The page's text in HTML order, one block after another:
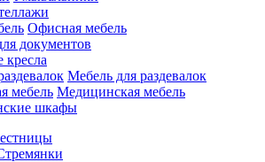
Офисная мебель
документов
Мебель для раздевалок
Медицинская мебель
шкафы